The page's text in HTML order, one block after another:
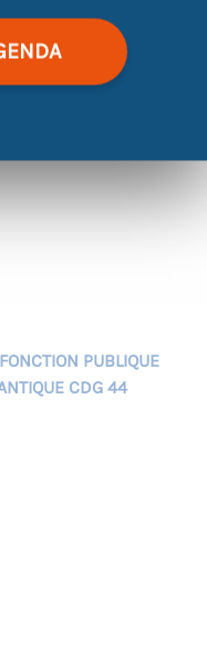
DE
PUBLIQUE
CDG 44